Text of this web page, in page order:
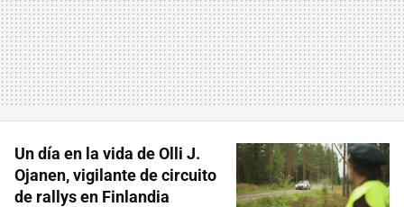
Un día en la vida de Olli J.
Ojanen, vigilante de circuito
de rallys en Finlandia